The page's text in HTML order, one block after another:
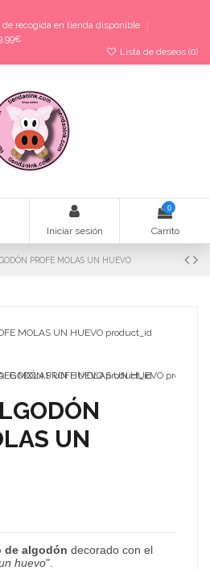
de recogida en tienda disponible
Lista de deseos (0)
Iniciar sesión
0
Carrito
PROFE MOLAS UN HUEVO
UN
de algodón decorado con el
huevo".